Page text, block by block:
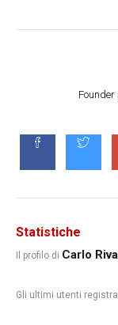
Statistiche
Il profilo di Carlo Riva
Gli ultimi utenti